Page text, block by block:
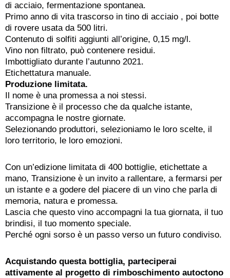
di acciaio, fermentazione spontanea.
Primo anno di vita trascorso in tino di acciaio , poi botte
di rovere usata da 500 litri.
Contenuto di solfiti aggiunti all’origine, 0,15 mg/l.
Vino non filtrato, può contenere residui.
Imbottigliato durante l’autunno 2021.
Etichettatura manuale.
Produzione limitata.
Il nome è una promessa a noi stessi.
Transizione è il processo che da qualche istante,
accompagna le nostre giornate.
Selezionando produttori, selezioniamo le loro scelte, il
loro territorio, le loro emozioni.
Con un’edizione limitata di 400 bottiglie, etichettate a
mano, Transizione è un invito a rallentare, a fermarsi per
un istante e a godere del piacere di un vino che parla di
memoria, natura e promessa.
Lascia che questo vino accompagni la tua giornata, il tuo
brindisi, il tuo momento speciale.
Perché ogni sorso è un passo verso un futuro condiviso.
Acquistando questa bottiglia, parteciperai
attivamente al progetto di rimboschimento autoctono